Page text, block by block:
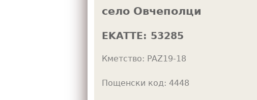
село Овчеполци
EKATTE: 53285
Кметство: PAZ19-18
Пощенски код: 4448